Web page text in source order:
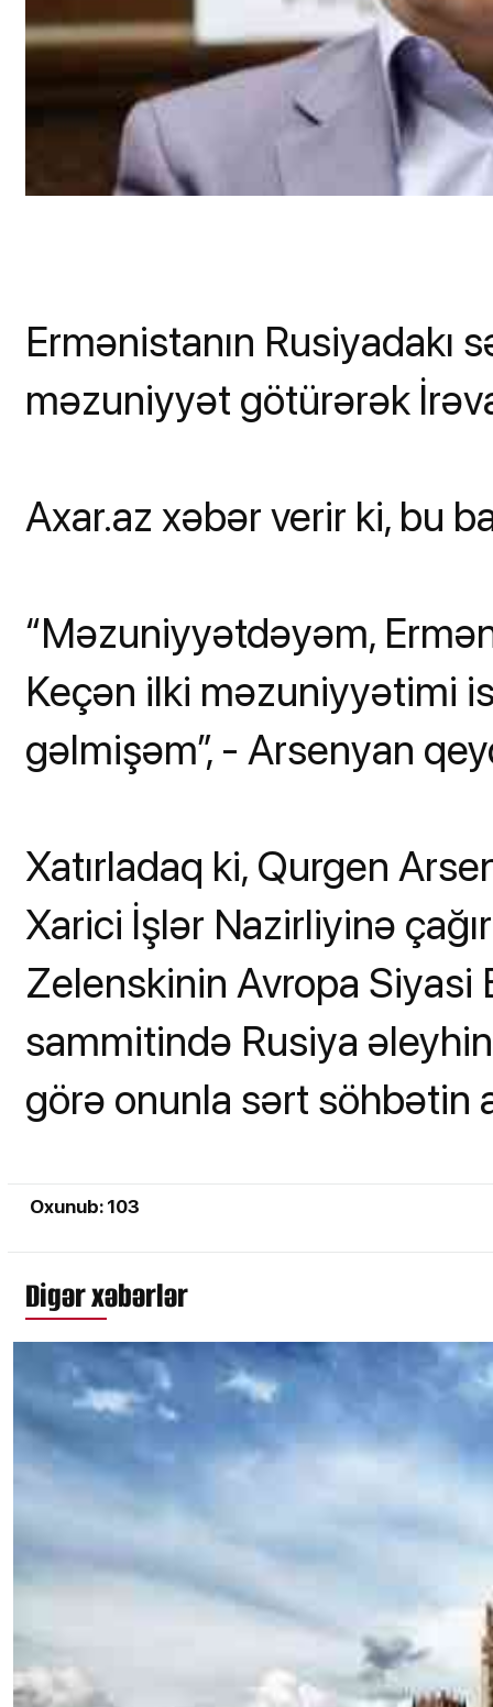
Ermənistanın Rusiyadakı
məzuniyyət götürərək
Axar.az xəbər verir ki, bu
“Məzuniyyətdəyəm,
Keçən ilki məzuniyyətimi
gəlmişəm”, - Arsenyan
Xatırladaq ki, Qurgen
Xarici İşlər Nazirliyinə
Zelenskinin Avropa Siyasi
sammitində Rusiya
görə onunla sərt söhbətin
Oxunub: 103
Digər xəbərlər